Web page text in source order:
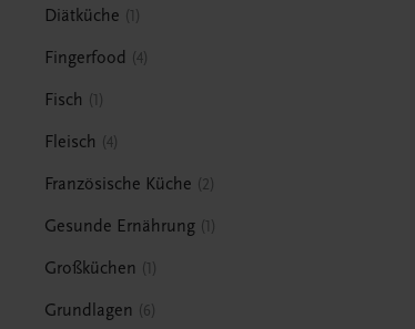
Diätküche 1
Fingerfood 4
Fisch 1
Fleisch 4
Französische Küche 2
Gesunde Ernährung 1
Großküchen 1
Grundlagen 6